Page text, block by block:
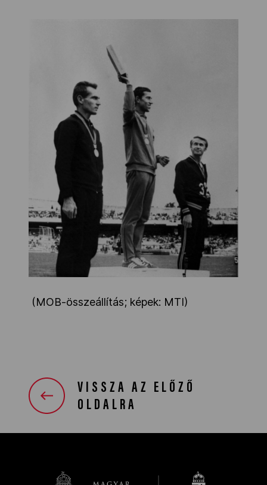
(MOB-összeállítás; képek: MTI)
VISSZA AZ ELŐZŐ
OLDALRA